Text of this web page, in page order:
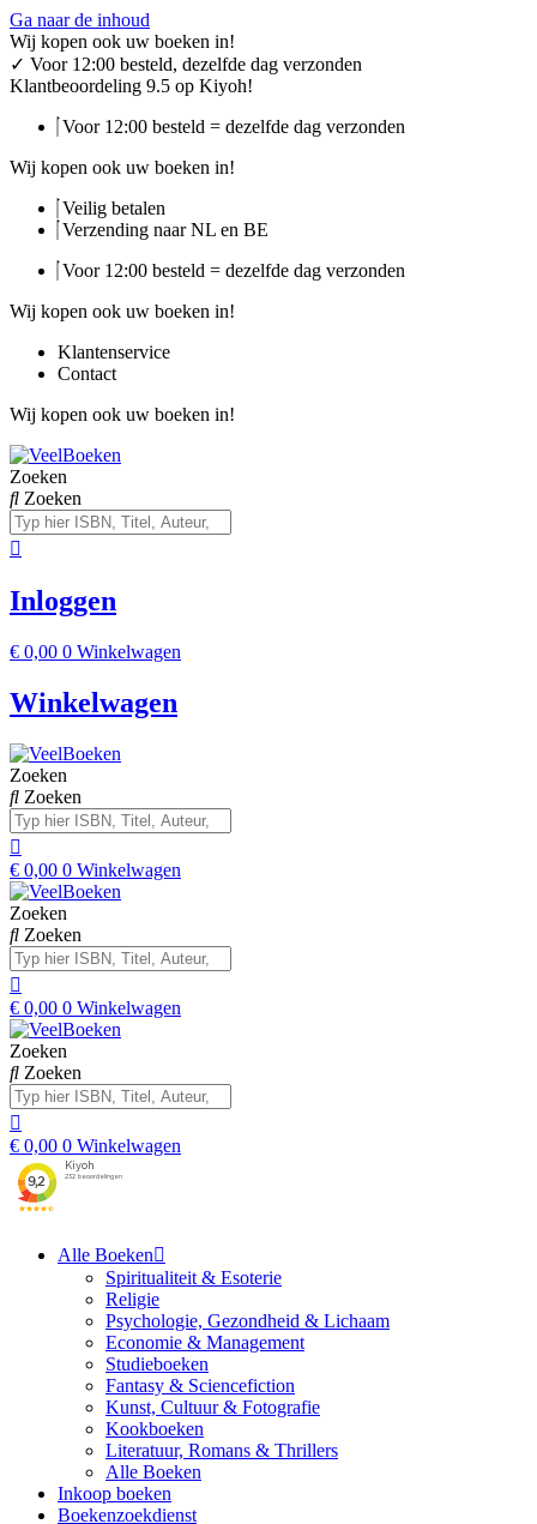
Ga naar de inhoud
Wij kopen ook uw boeken in!
✓ Voor 12:00 besteld, dezelfde dag verzonden
Klantbeoordeling 9.5 op Kiyoh!
Voor 12:00 besteld = dezelfde dag verzonden
Wij kopen ook uw boeken in!
Veilig betalen
Verzending naar NL en BE
Voor 12:00 besteld = dezelfde dag verzonden
Wij kopen ook uw boeken in!
Klantenservice
Contact
Wij kopen ook uw boeken in!
Zoeken
Zoeken
Inloggen
€ 0,00 0 Winkelwagen
Winkelwagen
Zoeken
Zoeken
€ 0,00 0 Winkelwagen
Zoeken
Zoeken
€ 0,00 0 Winkelwagen
Zoeken
Zoeken
€ 0,00 0 Winkelwagen
Alle Boeken
Spiritualiteit & Esoterie
Religie
Psychologie, Gezondheid & Lichaam
Economie & Management
Studieboeken
Fantasy & Sciencefiction
Kunst, Cultuur & Fotografie
Kookboeken
Literatuur, Romans & Thrillers
Alle Boeken
Inkoop boeken
Boekenzoekdienst